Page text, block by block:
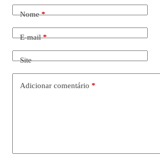
Nome*
E-mail*
Site
Adicionar comentário *